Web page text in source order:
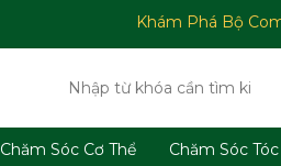
Khám Phá Bộ
Chăm Sóc Cơ Thể Chăm Sóc Tóc